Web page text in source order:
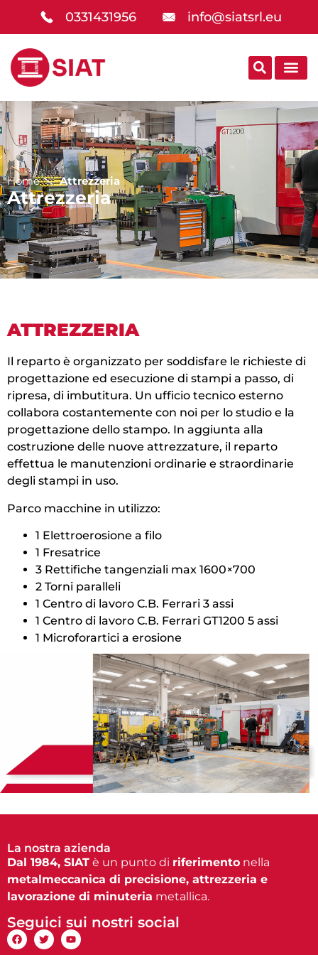
0331431956 info@siatsrl.eu
Home Attrezzeria
Attrezzeria
ATTREZZERIA
Il reparto è organizzato per soddisfare le richieste di
progettazione ed esecuzione di stampi a passo, di
ripresa, di imbutitura. Un ufficio tecnico esterno
collabora costantemente con noi per lo studio e la
progettazione dello stampo. In aggiunta alla
costruzione delle nuove attrezzature, il reparto
effettua le manutenzioni ordinarie e straordinarie
degli stampi in uso.
Parco macchine in utilizzo:
1 Elettroerosione a filo
1 Fresatrice
3 Rettifiche tangenziali max 1600×700
2 Torni paralleli
1 Centro di lavoro C.B. Ferrari 3 assi
1 Centro di lavoro C.B. Ferrari GT1200 5 assi
1 Microforartici a erosione
La nostra azienda
Dal 1984, SIAT è un punto di riferimento nella
metalmeccanica di precisione, attrezzeria e
lavorazione di minuteria metallica.
Seguici sui nostri social